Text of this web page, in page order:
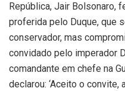
República, Jair Bolsonaro,
proferida pelo Duque, que
conservador, mas
convidado pelo imperador
comandante em chefe na
declarou: ‘Aceito o convite,